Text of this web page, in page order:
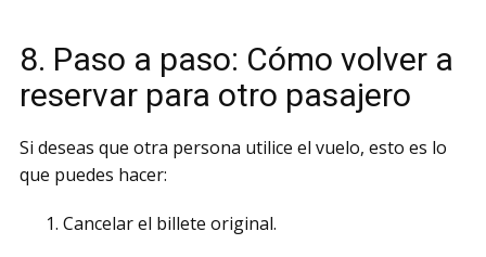
8. Paso a paso: Cómo volver a
reservar para otro pasajero
Si deseas que otra persona utilice el vuelo, esto es lo
que puedes hacer:
Cancelar el billete original.